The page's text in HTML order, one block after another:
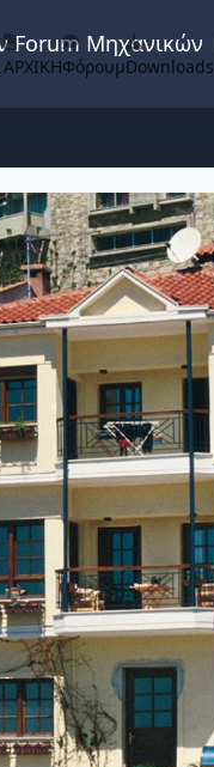
Forum Μηχανικών
ΑΡΧΙΚΗΦόρουμDownloads